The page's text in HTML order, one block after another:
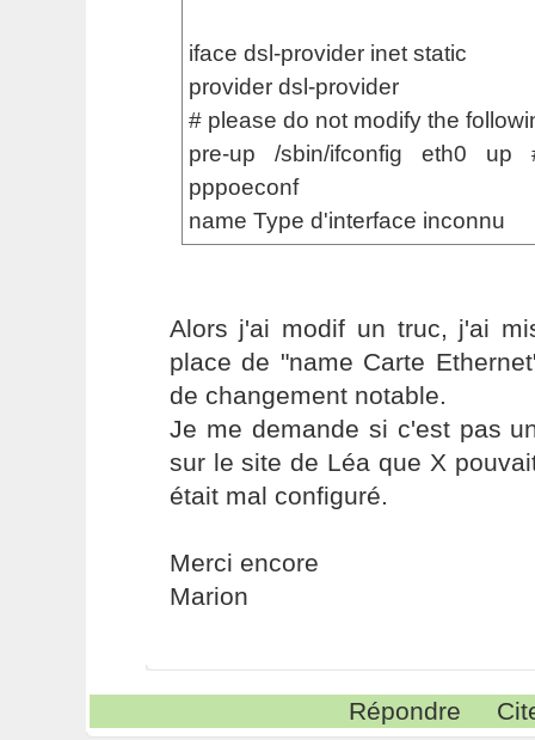
iface dsl-provider inet static
provider dsl-provider
# please do not modify the
pre-up /sbin/ifconfig eth0
pppoeconf
name Type d'interface inconnu
Alors j'ai modif un truc, j'ai
place de "name Carte
de changement notable.
Je me demande si c'est pas
sur le site de Léa que X
était mal configuré.
Merci encore
Marion
Répondre